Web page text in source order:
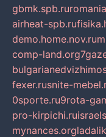
gbmk.spb.ru
airheat-spb.ru
demo.home.nov.ru
comp-land.org
fexer.rusnite-
0sporte.ru9rota-
pro-kirpichi.ru
mynances.org